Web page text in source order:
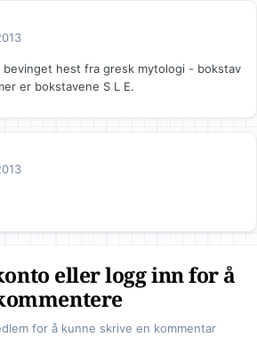
hest fra gresk mytologi - bokstav
er bokstavene S L E.
eller logg inn for å
for å kunne skrive en kommentar